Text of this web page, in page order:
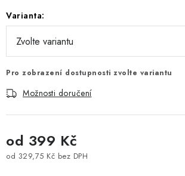
Varianta:
Pro zobrazení dostupnosti zvolte variantu
Možnosti doručení
od 399 Kč
od 329,75 Kč bez DPH